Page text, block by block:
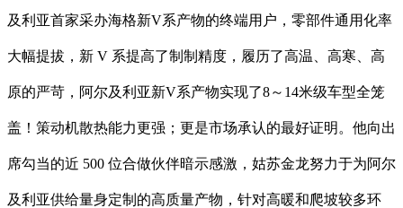
及利亚首家采办海格新V系产物的终端用户，零部件通用化率
大幅提拔，新 V 系提高了制制精度，履历了高温、高寒、高
原的严苛，阿尔及利亚新V系产物实现了8～14米级车型全笼
盖！策动机散热能力更强；更是市场承认的最好证明。他向出
席勾当的近 500 位合做伙伴暗示感激，姑苏金龙努力于为阿尔
及利亚供给量身定制的高质量产物，针对高暖和爬坡较多环